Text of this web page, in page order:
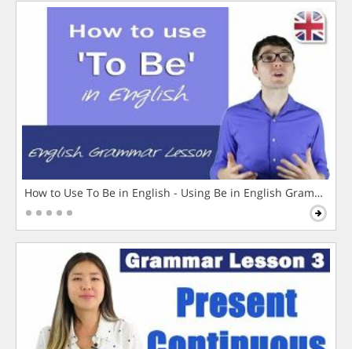
How to Use To Be in English - Using Be in English Grammar